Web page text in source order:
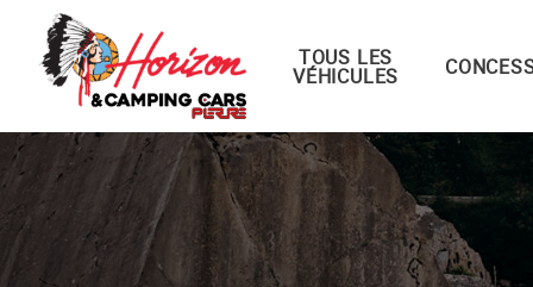
Passer
contenu
Menu principal
TOUS LES
VÉHICULES